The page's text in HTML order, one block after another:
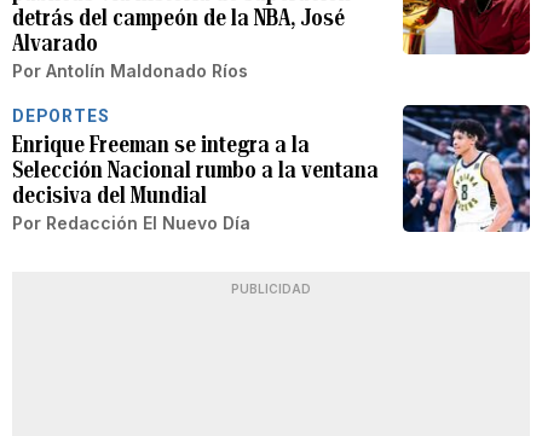
detrás del campeón de la NBA, José
Alvarado
Por Antolín Maldonado Ríos
DEPORTES
Enrique Freeman se integra a la
Selección Nacional rumbo a la ventana
decisiva del Mundial
Por Redacción El Nuevo Día
PUBLICIDAD